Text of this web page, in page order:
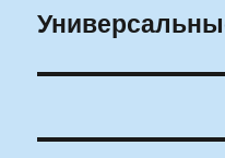
Следующая